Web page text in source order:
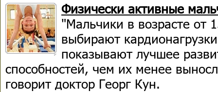
Физически активные
"Мальчики в возрасте от
выбирают
показывают лучшее
способностей, чем их менее
говорит доктор Георг Кун.